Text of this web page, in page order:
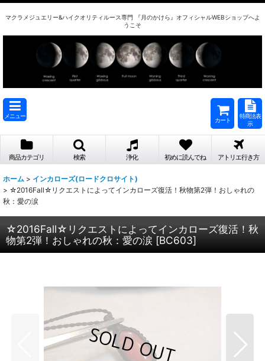
マクラメジュエリー&ハイクオリティルース専門 『月のかけら』オフィシャルWEBショップへよ
うこそ
メニュー
カート
特商法表
示
商品カテゴリ 検索 浄化 初めに読んでね アトリエ行き方
ホーム > インカローズ(ロードクロサイト)
> ☆2016Fall☆リクエストによってインカローズ復活！秋物第2弾！おしゃれの
秋：愛の涙
☆2016Fall☆リクエストによってインカローズ復活！秋
物第2弾！おしゃれの秋：愛の涙 [BC603]